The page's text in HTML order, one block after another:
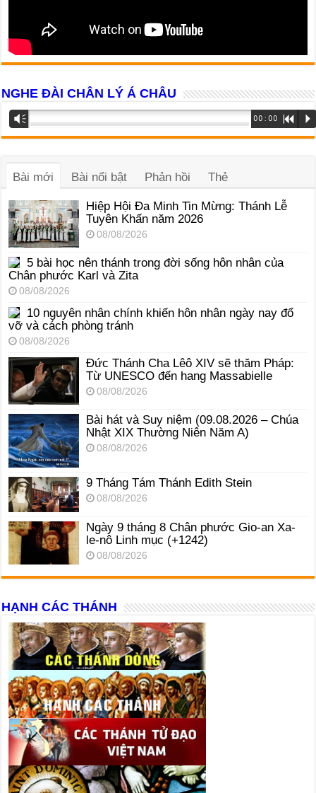
NGHE ĐÀI CHÂN LÝ Á CHÂU
Trình
phát
Vm 00:00 R P
Bài mới Bài nổi bật Phản hồi Thẻ
Hiệp Hội Đa Minh Tin Mừng: Thánh Lễ
Tuyên Khấn năm 2026
08/08/2026
5 bài học nên thánh trong đời sống hôn nhân của
Chân phước Karl và Zita
08/08/2026
10 nguyên nhân chính khiến hôn nhân ngày nay đổ
vỡ và cách phòng tránh
08/08/2026
Đức Thánh Cha Lêô XIV sẽ thăm Pháp:
Từ UNESCO đến hang Massabielle
08/08/2026
Bài hát và Suy niệm (09.08.2026 – Chúa
Nhật XIX Thường Niên Năm A)
08/08/2026
9 Tháng Tám Thánh Edith Stein
08/08/2026
Ngày 9 tháng 8 Chân phước Gio-an Xa-
le-nô Linh mục (+1242)
08/08/2026
HẠNH CÁC THÁNH